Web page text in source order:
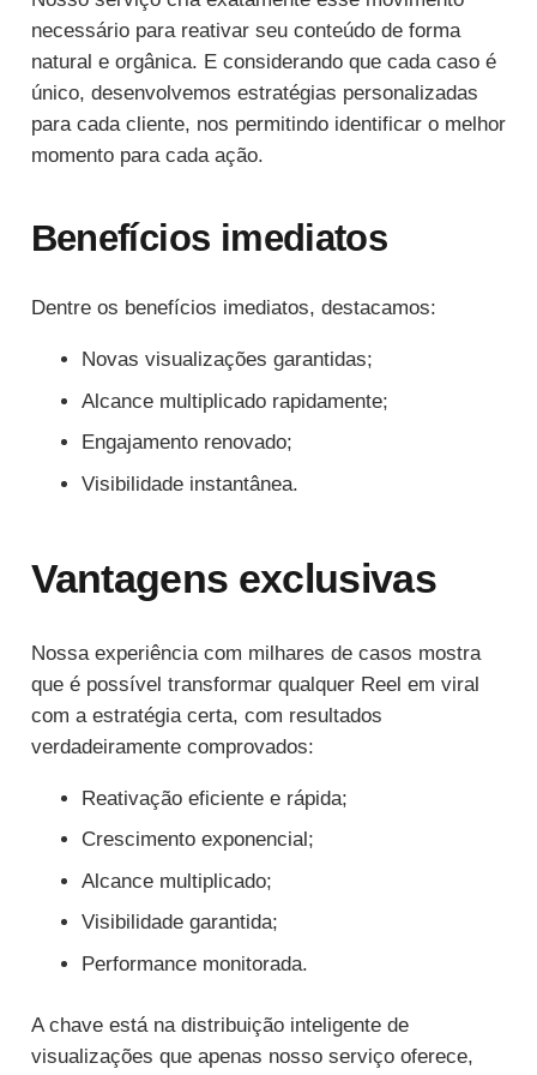
necessário para reativar seu conteúdo de forma
natural e orgânica. E considerando que cada caso é
único, desenvolvemos estratégias personalizadas
para cada cliente, nos permitindo identificar o melhor
momento para cada ação.
Benefícios imediatos
Dentre os benefícios imediatos, destacamos:
Novas visualizações garantidas;
Alcance multiplicado rapidamente;
Engajamento renovado;
Visibilidade instantânea.
Vantagens exclusivas
Nossa experiência com milhares de casos mostra
que é possível transformar qualquer Reel em viral
com a estratégia certa, com resultados
verdadeiramente comprovados:
Reativação eficiente e rápida;
Crescimento exponencial;
Alcance multiplicado;
Visibilidade garantida;
Performance monitorada.
A chave está na distribuição inteligente de
visualizações que apenas nosso serviço oferece,